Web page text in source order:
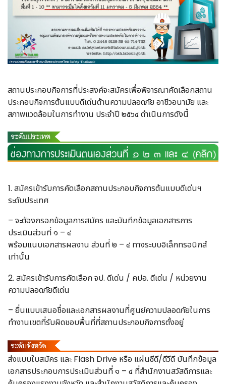
สถานประกอบกิจการที่ประสงค์จะสมัครเพื่อพิจารณาคัดเลือกสถาน
ประกอบกิจการต้นแบบดีเด่นด้านความปลอดภัย อาชีวอนามัย และ
สภาพแวดล้อมในการทำงาน ประจำปี ๒๕๖๔ ดำเนินการดังนี้
1. สมัครเข้ารับการคัดเลือกสถานประกอบกิจการต้นแบบดีเด่นฯ
ระดับประเทศ
– จะต้องกรอกข้อมูลการสมัคร และบันทึกข้อมูลเอกสารการ
ประเมินส่วนที่ ๑ – ๔
พร้อมแนบเอกสารผลงาน ส่วนที่ ๒ – ๔ ทางระบบอิเล็กทรอนิกส์
เท่านั้น
2. สมัครเข้ารับการคัดเลือก จป. ดีเด่น / คปอ. ดีเด่น / หน่วยงาน
ความปลอดภัยดีเด่น
– ยื่นแบบเสนอชื่อและเอกสารผลงานที่ศูนย์ความปลอดภัยในการ
ทำงานเขตที่รับผิดชอบพื้นที่ที่สถานประกอบกิจการตั้งอยู่
ส่งแบบใบสมัคร และ Flash Drive หรือ แผ่นซีดี/ดีวีดี บันทึกข้อมูล
เอกสารประกอบการประเมินส่วนที่ ๑ – ๔ ที่สำนักงานสวัสดิการและ